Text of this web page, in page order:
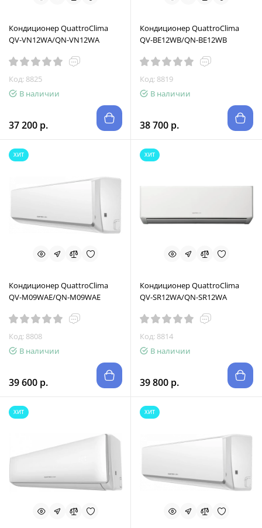
Кондиционер QuattroClima
QV-VN12WA/QN-VN12WA
Код: 8825
В наличии
37 200 р.
Кондиционер QuattroClima
QV-BE12WB/QN-BE12WB
Код: 8819
В наличии
38 700 р.
ХИТ
Кондиционер QuattroClima
QV-M09WAE/QN-M09WAE
Код: 8808
В наличии
39 600 р.
ХИТ
Кондиционер QuattroClima
QV-SR12WA/QN-SR12WA
Код: 8814
В наличии
39 800 р.
ХИТ ХИТ